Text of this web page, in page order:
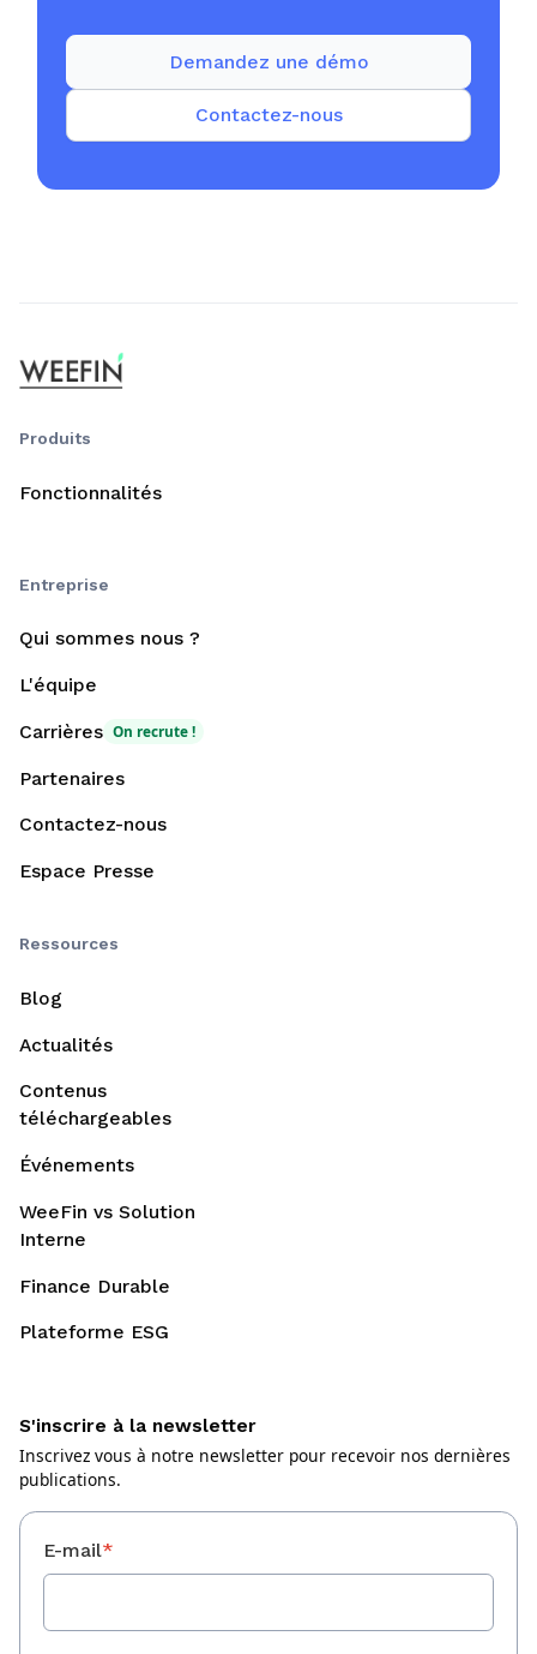
Contactez-nous
Demandez une démo
Produits
Fonctionnalités
Entreprise
Qui sommes nous ?
L'équipe
Carrières On recrute !
Partenaires
Contactez-nous
Espace Presse
Ressources
Blog
Actualités
Contenus
téléchargeables
Événements
WeeFin vs Solution
Interne
Finance Durable
Plateforme ESG
S'inscrire à la newsletter
Inscrivez vous à notre newsletter pour recevoir nos dernières
publications.
E-mail*